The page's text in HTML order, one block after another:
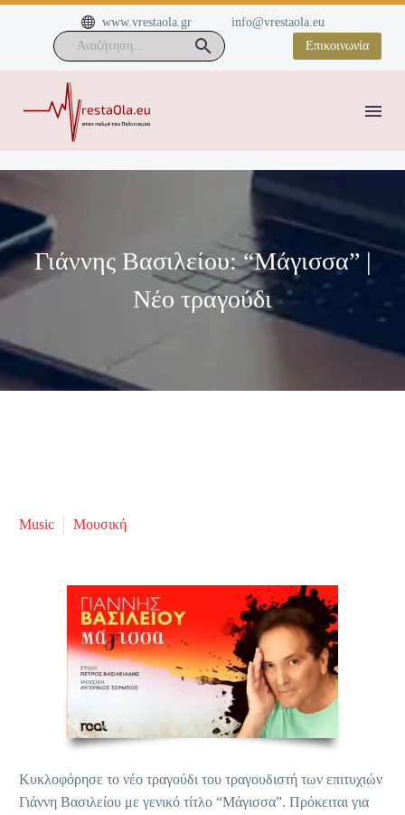

 www.vrestaola.gr
info@vrestaola.eu
Επικοινωνία
Γιάννης Βασιλείου: “Μάγισσα” |
Nέο τραγούδι
Music Μουσική
Κυκλοφόρησε το νέο τραγούδι του τραγουδιστή των επιτυχιών
Γιάννη Βασιλείου με γενικό τίτλο “Μάγισσα”. Πρόκειται για